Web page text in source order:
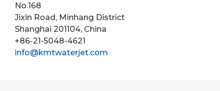
No.168
Jixin Road, Minhang District
Shanghai 201104, China
+86-21-5048-4621
info@kmtwaterjet.com